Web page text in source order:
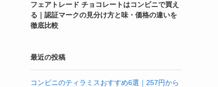
フェアトレード チョコレートはコンビニで買え
る｜認証マークの見分け方と味・価格の違いを
徹底比較
最近の投稿
コンビニのティラミスおすすめ6選｜257円から